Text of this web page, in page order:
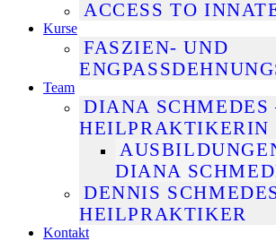
ACCESS TO
Kurse
FASZIEN- UND
Team
DIANA SCHMEDES
HEILPRAKTIKERIN
DIANA
DENNIS
HEILPRAKTIKER
Kontakt